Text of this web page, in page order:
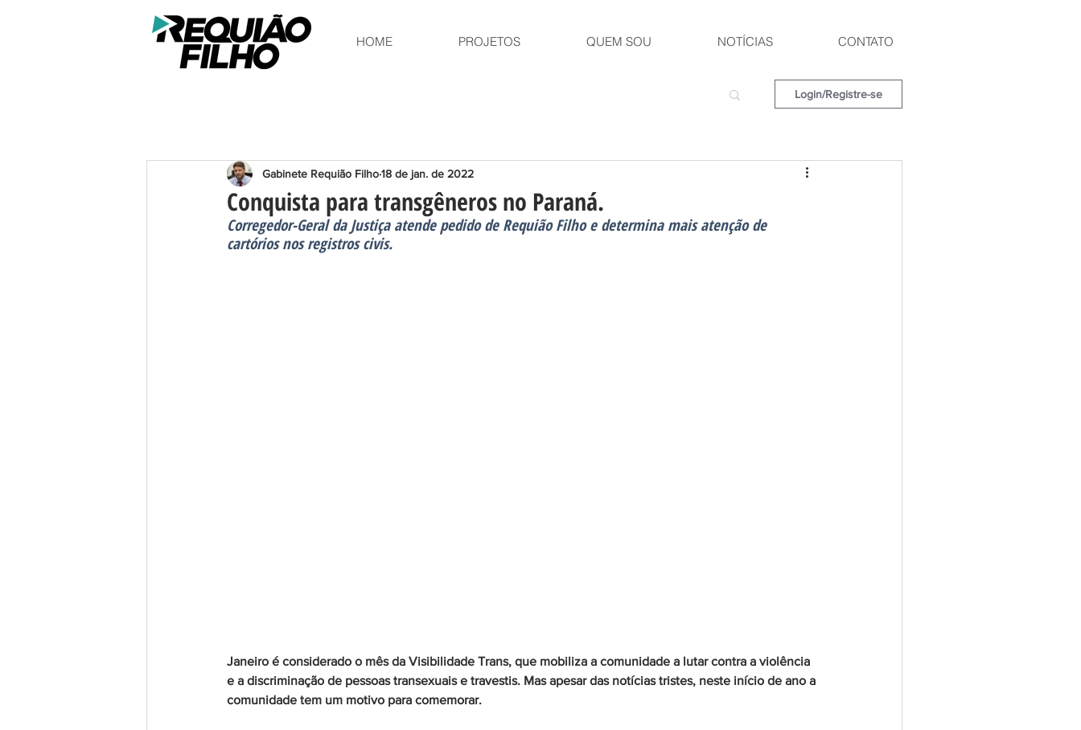
HOME PROJETOS QUEM SOU NOTÍCIAS CONTATO
Login/Registre-se
Conquista para transgêneros no Paraná.
Gabinete Requião Filho18 de jan. de 2022
Corregedor-Geral da Justiça atende pedido de Requião Filho e determina mais atenção de
cartórios nos registros civis.
Janeiro é considerado o mês da Visibilidade Trans, que mobiliza a comunidade a lutar contra a violência
e a discriminação de pessoas transexuais e travestis. Mas apesar das notícias tristes, neste início de ano a
comunidade tem um motivo para comemorar.